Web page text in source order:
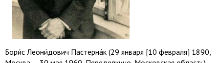
Бори́с Леони́дович Пастерна́к (29 января [10 февраля] 1890,